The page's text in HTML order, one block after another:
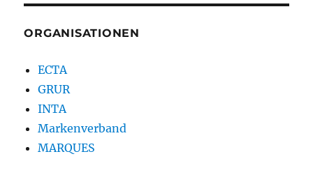
ORGANISATIONEN
ECTA
GRUR
INTA
Markenverband
MARQUES